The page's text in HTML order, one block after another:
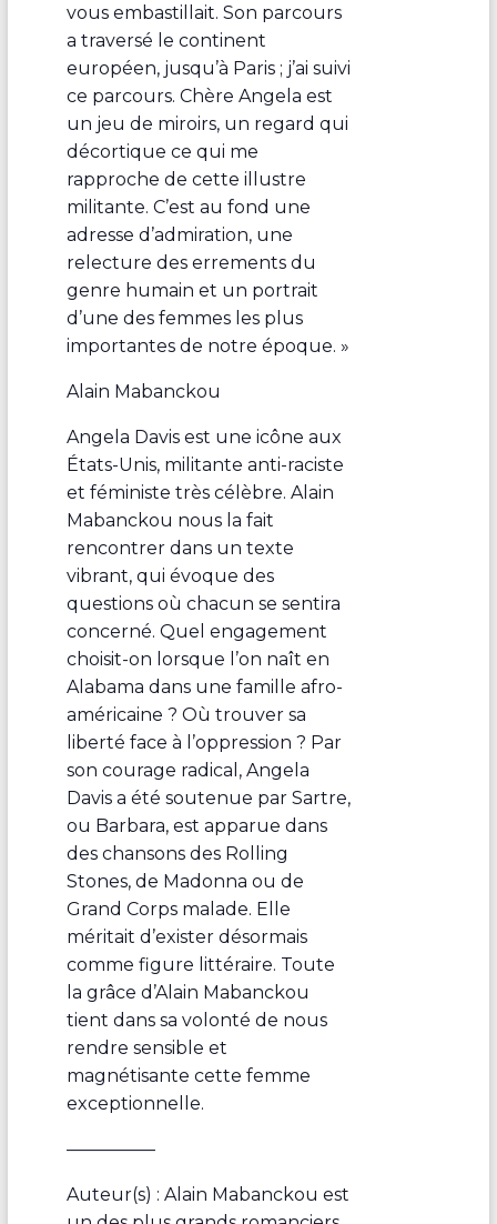
vous embastillait. Son parcours
a traversé le continent
européen, jusqu’à Paris ; j’ai suivi
ce parcours. Chère Angela est
un jeu de miroirs, un regard qui
décortique ce qui me
rapproche de cette illustre
militante. C’est au fond une
adresse d’admiration, une
relecture des errements du
genre humain et un portrait
d’une des femmes les plus
importantes de notre époque. »
Alain Mabanckou
Angela Davis est une icône aux
États-Unis, militante anti-raciste
et féministe très célèbre. Alain
Mabanckou nous la fait
rencontrer dans un texte
vibrant, qui évoque des
questions où chacun se sentira
concerné. Quel engagement
choisit-on lorsque l’on naît en
Alabama dans une famille afro-
américaine ? Où trouver sa
liberté face à l’oppression ? Par
son courage radical, Angela
Davis a été soutenue par Sartre,
ou Barbara, est apparue dans
des chansons des Rolling
Stones, de Madonna ou de
Grand Corps malade. Elle
méritait d’exister désormais
comme figure littéraire. Toute
la grâce d’Alain Mabanckou
tient dans sa volonté de nous
rendre sensible et
magnétisante cette femme
exceptionnelle.
—————
Auteur(s) : Alain Mabanckou est